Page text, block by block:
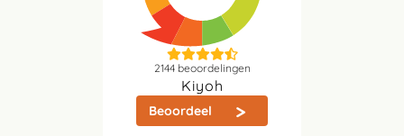
2144beoordelingen
Kiyoh
Beoordeel